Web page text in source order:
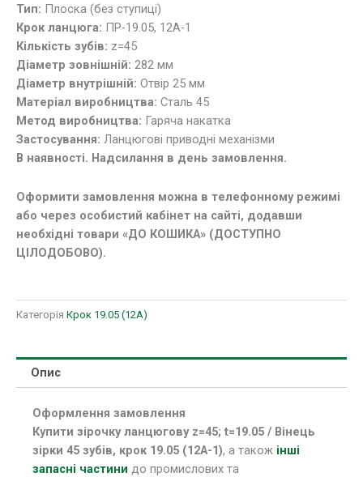
/
Вінець
зірки
45
зубів,
крок
19.05
(12А-1)
кількість
Тип: Плоска (без ступиці)
Крок ланцюга: ПР-19.05, 12А-1
Кількість зубів: z=45
Діаметр зовнішній: 282 мм
Діаметр внутрішній: Отвір 25 мм
Матеріал виробництва: Cталь 45
Метод виробництва: Гаряча накатка
Застосування: Ланцюгові приводні механізми
В наявності. Надсилання в день замовлення.
Оформити замовлення можна в телефонному режимі
або через особистий кабінет на сайті, додавши
необхідні товари «ДО КОШИКА» (ДОСТУПНО
ЦІЛОДОБОВО).
Категорія Крок 19.05 (12А)
Опис
Оформлення замовлення
Купити зірочку ланцюгову z=45; t=19.05 / Вінець
зірки 45 зубів, крок 19.05 (12А-1), а також інші
запасні частини до промислових та